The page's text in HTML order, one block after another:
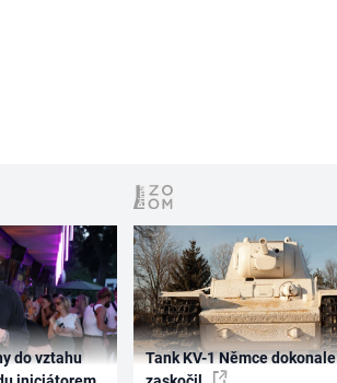
do vztahu
Tank KV-1 Němce dokonale